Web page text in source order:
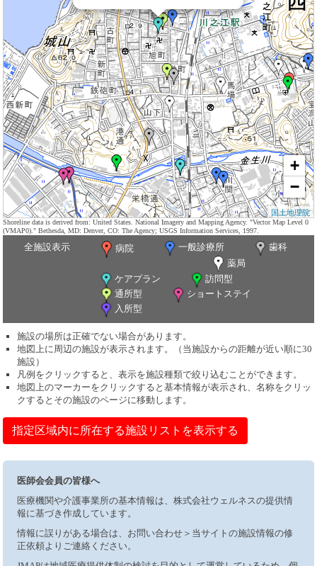
+
−
国土地理院
Shoreline data is derived from: United States. National Imagery and Mapping Agency. "Vector Map Level 0
(VMAP0)." Bethesda, MD: Denver, CO: The Agency; USGS Information Services, 1997.
全施設表示 病院 一般診療所
歯科
薬局
ケアプラン
訪問型
通所型
ショートステイ
入所型
施設の場所は正確でない場合があります。
地図上に周辺の施設が表示されます。（当施設からの距離が近い順に30
施設）
凡例をクリックすると、表示を施設種類で絞り込むことができます。
地図上のマーカーをクリックすると基本情報が表示され、名称をクリッ
クするとその施設のページに移動します。
指定区域内に所在する施設リストを表示する
医師会会員の皆様へ
医療機関や介護事業所の基本情報は、株式会社ウェルネスの提供情
報に基づき作成しています。
情報に誤りがある場合は、お問い合わせ＞当サイトの施設情報の修
正依頼よりご連絡ください。